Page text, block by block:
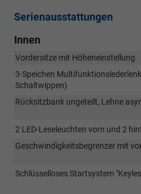
Serienausstattungen
Innen
Vordersitze mit Höheneinstellung
3-Speichen
Schaltwippen)
Rücksitzbank ungeteilt, Lehne
2 LED-Leseleuchten vorn und 2
Geschwindigkeitsbegrenzer mit
Schlüsselloses Startsystem